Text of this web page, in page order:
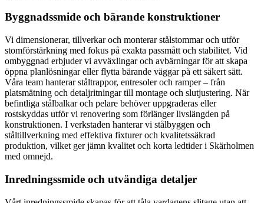
Byggnadssmide och bärande konstruktioner
Vi dimensionerar, tillverkar och monterar stålstommar och utför
stomförstärkning med fokus på exakta passmått och stabilitet. Vid
ombyggnad erbjuder vi avväxlingar och avbärningar för att skapa
öppna planlösningar eller flytta bärande väggar på ett säkert sätt.
Våra team hanterar ståltrappor, entresoler och ramper – från
platsmätning och detaljritningar till montage och slutjustering. När
befintliga stålbalkar och pelare behöver uppgraderas eller
rostskyddas utför vi renovering som förlänger livslängden på
konstruktionen. I verkstaden hanterar vi stålbyggen och
ståltillverkning med effektiva fixturer och kvalitetssäkrad
produktion, vilket ger jämn kvalitet och korta ledtider i Skärholmen
med omnejd.
Inredningssmide och utvändiga detaljer